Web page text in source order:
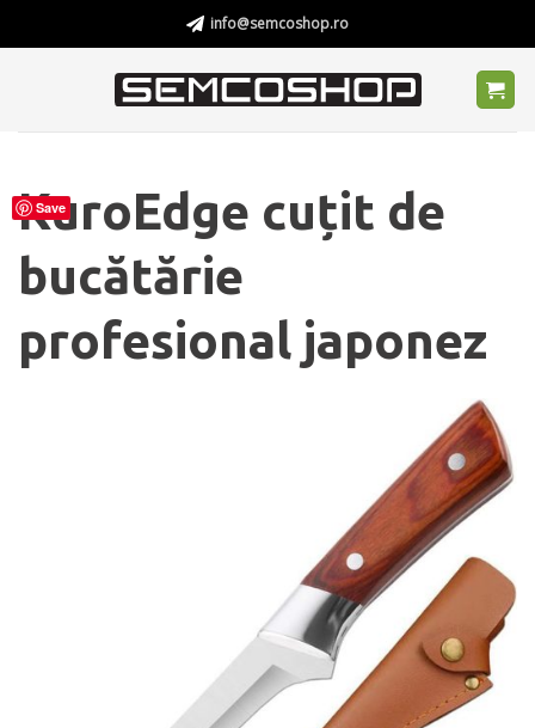
to
info@semcoshop.ro
KuroEdge cuțit de
bucătărie
profesional japonez
Save